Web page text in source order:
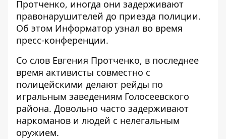
Протченко, иногда они задерживают
правонарушителей до приезда полиции.
Об этом Информатор узнал во время
пресс-конференции.
Со слов Евгения Протченко, в последнее
время активисты совместно с
полицейскими делают рейды по
игральным заведениям Голосеевского
района. Довольно часто задерживают
наркоманов и людей с нелегальным
оружием.